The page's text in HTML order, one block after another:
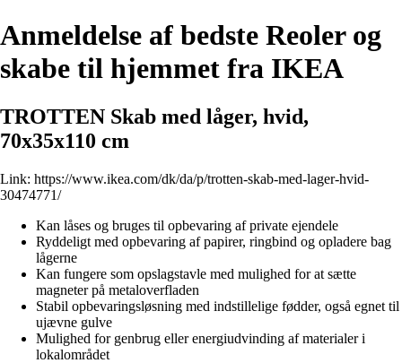
Anmeldelse af bedste Reoler og
skabe til hjemmet fra IKEA
TROTTEN Skab med låger, hvid,
70x35x110 cm
Link: https://www.ikea.com/dk/da/p/trotten-skab-med-lager-hvid-
30474771/
Kan låses og bruges til opbevaring af private ejendele
Ryddeligt med opbevaring af papirer, ringbind og opladere bag
lågerne
Kan fungere som opslagstavle med mulighed for at sætte
magneter på metaloverfladen
Stabil opbevaringsløsning med indstillelige fødder, også egnet til
ujævne gulve
Mulighed for genbrug eller energiudvinding af materialer i
lokalområdet